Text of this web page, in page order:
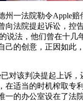
一法院勒令Apple赔偿
向法院提起诉讼，控
说法，他们曾在十几
己的创意，正因如此
该判决提起上诉，
在适当的时机榨取专
一的办公室设在了法